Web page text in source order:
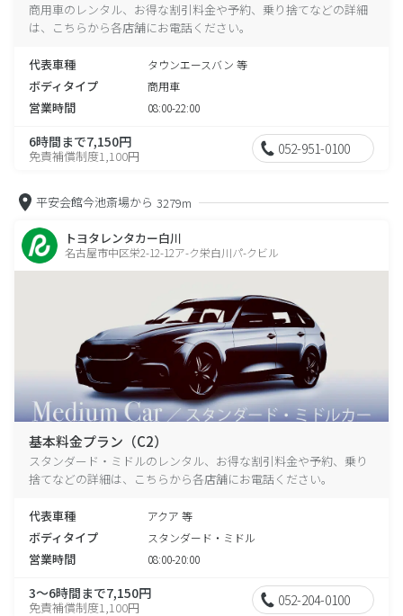
商用車のレンタル、お得な割引料金や予約、乗り捨てなどの詳細
は、こちらから各店舗にお電話ください。
代表車種 タウンエースバン 等
ボディタイプ 商用車
営業時間 08:00-22:00
6時間まで7,150円
免責補償制度1,100円 052-951-0100
平安会館今池斎場から 3279m
トヨタレンタカー白川
名古屋市中区栄2-12-12ア-ク栄白川パ-クビル
基本料金プラン（C2）
スタンダード・ミドルのレンタル、お得な割引料金や予約、乗り
捨てなどの詳細は、こちらから各店舗にお電話ください。
代表車種 アクア 等
ボディタイプ スタンダード・ミドル
営業時間 08:00-20:00
3～6時間まで7,150円
免責補償制度1,100円 052-204-0100